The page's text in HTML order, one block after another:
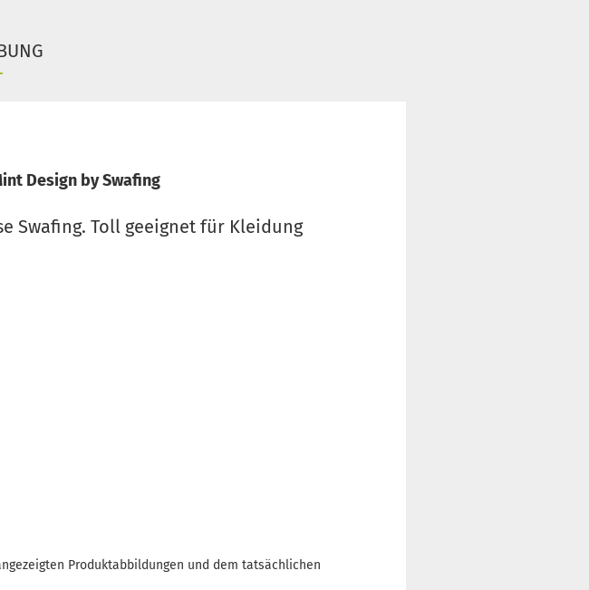
Design by Swafing
Swafing. Toll geeignet für Kleidung
Produktabbildungen und dem tatsächlichen